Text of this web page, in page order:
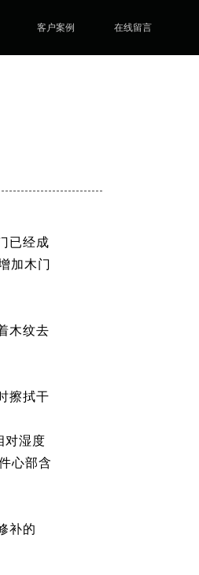
客户案例 在线留言
已经成
加木门
木纹去
擦拭干
对湿度
心部含
补的